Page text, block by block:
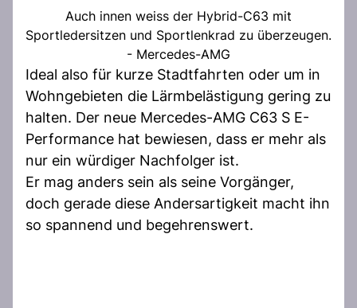
Auch innen weiss der Hybrid-C63 mit
Sportledersitzen und Sportlenkrad zu überzeugen.
- Mercedes-AMG
Ideal also für kurze Stadtfahrten oder um in
Wohngebieten die Lärmbelästigung gering zu
halten. Der neue Mercedes-AMG C63 S E-
Performance hat bewiesen, dass er mehr als
nur ein würdiger Nachfolger ist.
Er mag anders sein als seine Vorgänger,
doch gerade diese Andersartigkeit macht ihn
so spannend und begehrenswert.